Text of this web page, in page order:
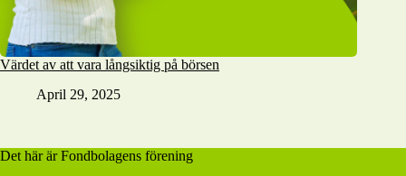
Värdet av att vara långsiktig på börsen
April 29, 2025
Det här är Fondbolagens förening